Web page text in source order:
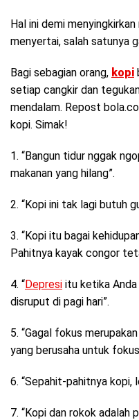
Hal ini demi
menyertai, salah satunya
Bagi sebagian orang, kopi
setiap cangkir dan
mendalam. Repost
kopi. Simak!
1. “Bangun tidur nggak
makanan yang hilang”.
2. “Kopi ini tak lagi butuh
3. “Kopi itu bagai
Pahitnya kayak congor
4. “Depresi itu ketika Anda
disruput di pagi hari”.
5. “Gagal fokus
yang berusaha untuk
6. “Sepahit-pahitnya kopi,
7. “Kopi dan rokok adalah